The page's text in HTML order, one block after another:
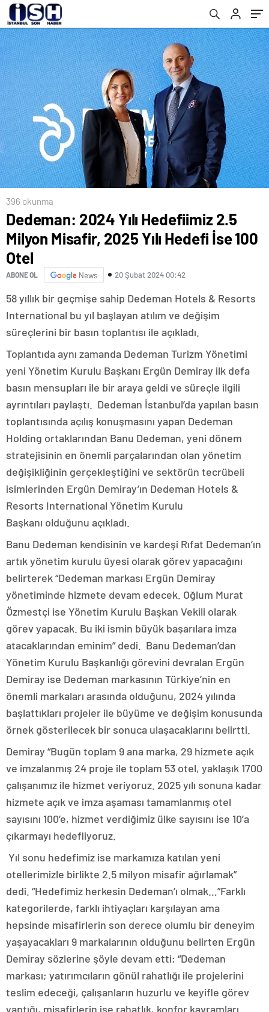
396 okunma
Dedeman: 2024 Yılı Hedefiimiz 2.5
Milyon Misafir, 2025 Yılı Hedefi İse 100
Otel
ABONE OL News 20 Şubat 2024 00:42
58 yıllık bir geçmişe sahip Dedeman Hotels & Resorts
International bu yıl başlayan atılım ve değişim
süreçlerini bir basın toplantısı ile açıkladı.
Toplantıda aynı zamanda Dedeman Turizm Yönetimi
yeni Yönetim Kurulu Başkanı Ergün Demiray ilk defa
basın mensupları ile bir araya geldi ve süreçle ilgili
ayrıntıları paylaştı. Dedeman İstanbul’da yapılan basın
toplantısında açılış konuşmasını yapan Dedeman
Holding ortaklarından Banu Dedeman, yeni dönem
stratejisinin en önemli parçalarından olan yönetim
değişikliğinin gerçekleştiğini ve sektörün tecrübeli
isimlerinden Ergün Demiray’ın Dedeman Hotels &
Resorts International Yönetim Kurulu
Başkanı olduğunu açıkladı.
Banu Dedeman kendisinin ve kardeşi Rıfat Dedeman’ın
artık yönetim kurulu üyesi olarak görev yapacağını
belirterek “Dedeman markası Ergün Demiray
yönetiminde hizmete devam edecek. Oğlum Murat
Özmestçi ise Yönetim Kurulu Başkan Vekili olarak
görev yapacak. Bu iki ismin büyük başarılara imza
atacaklarından eminim” dedi. Banu Dedeman’dan
Yönetim Kurulu Başkanlığı görevini devralan Ergün
Demiray ise Dedeman markasının Türkiye’nin en
önemli markaları arasında olduğunu, 2024 yılında
başlattıkları projeler ile büyüme ve değişim konusunda
örnek gösterilecek bir sonuca ulaşacaklarını belirtti.
Demiray “Bugün toplam 9 ana marka, 29 hizmete açık
ve imzalanmış 24 proje ile toplam 53 otel, yaklaşık 1700
çalışanımız ile hizmet veriyoruz. 2025 yılı sonuna kadar
hizmete açık ve imza aşaması tamamlanmış otel
sayısını 100’e, hizmet verdiğimiz ülke sayısını ise 10’a
çıkarmayı hedefliyoruz.
Yıl sonu hedefimiz ise markamıza katılan yeni
otellerimizle birlikte 2.5 milyon misafir ağırlamak”
dedi. “Hedefimiz herkesin Dedeman’ı olmak…”Farklı
kategorilerde, farklı ihtiyaçları karşılayan ama
hepsinde misafirlerin son derece olumlu bir deneyim
yaşayacakları 9 markalarının olduğunu belirten Ergün
Demiray sözlerine şöyle devam etti; “Dedeman
markası; yatırımcıların gönül rahatlığı ile projelerini
teslim edeceği, çalışanların huzurlu ve keyifle görev
yaptığı, misafirlerin ise rahatlık, konfor kavramları
Merkezi Açıldı